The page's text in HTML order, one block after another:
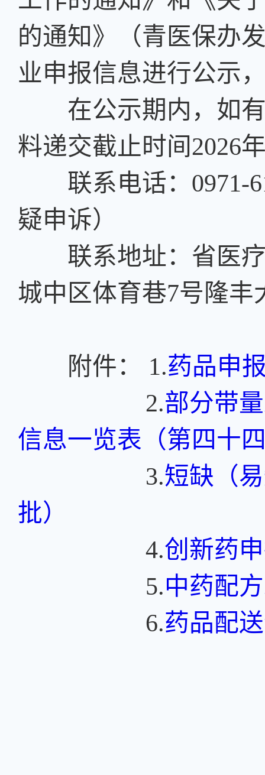
的通知》（青医保办
业申报信息进行公示
在公示期内，如有
料递交截止时间2026
联系电话：0971-
疑申诉）
联系地址：省医疗
城中区体育巷7号隆丰
附件： 1.药品申
2.部分带
信息一览表（第四十
3.短缺（
批）
4.创新药
5.中药配
6.药品配